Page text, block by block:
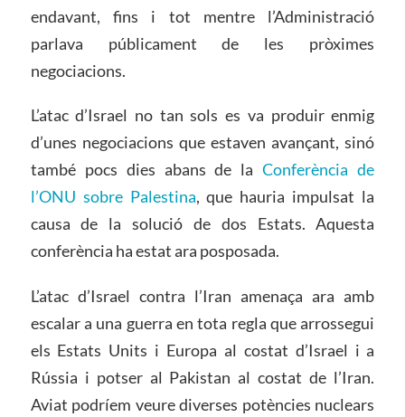
endavant, fins i tot mentre l’Administració
parlava públicament de les pròximes
negociacions.
L’atac d’Israel no tan sols es va produir enmig
d’unes negociacions que estaven avançant, sinó
també pocs dies abans de laConferència de
l’ONU sobre Palestina, que hauria impulsat la
causa de la solució de dos Estats. Aquesta
conferència ha estat ara posposada.
L’atac d’Israel contra l’Iran amenaça ara amb
escalar a una guerra en tota regla que arrossegui
els Estats Units i Europa al costat d’Israel i a
Rússia i potser al Pakistan al costat de l’Iran.
Aviat podríem veure diverses potències nuclears